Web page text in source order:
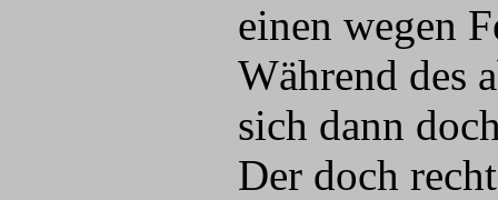
einen wegen
Während des
sich dann
Der doch